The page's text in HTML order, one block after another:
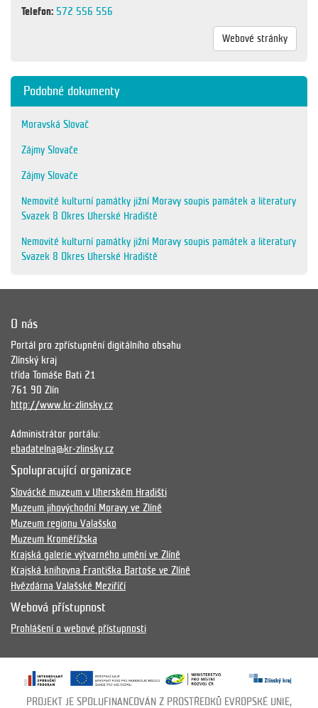
Telefon: 572 556 556
Webové stránky
Podobné dokumenty
Moravská Slovač
Zájmy Slovače
Zájmy Slovače
Nemovité kulturní památky jižní Moravy soupis památek a literatury
Svazek 8 Okres Uherské Hradiště
Nemovité kulturní památky jižní Moravy soupis památek a literatury
Svazek 8 Okres Uherské Hradiště
O nás
Portál pro zpřístupnění digitálního obsahu
Zlínský kraj
třída Tomáše Bati 21
761 90 Zlín
http://www.kr-zlinsky.cz
Administrátor portálu:
ebadatelna@kr-zlinsky.cz
Spolupracující organizace
Slovácké muzeum v Uherském Hradišti
Muzeum jihovýchodní Moravy ve Zlíně
Muzeum regionu Valašsko
Muzeum Kroměřížska
Krajská galerie výtvarného umění ve Zlíně
Krajská knihovna Františka Bartoše ve Zlíně
Hvězdárna Valašské Meziříčí
Webová přístupnost
Prohlášení o webové přístupnosti
PROJEKT JE SPOLUFINANCOVÁN Z PROSTŘEDKŮ EVROPSKÉ UNIE,